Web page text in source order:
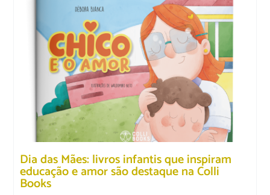
Dia das Mães: livros infantis que inspiram
educação e amor são destaque na Colli
Books